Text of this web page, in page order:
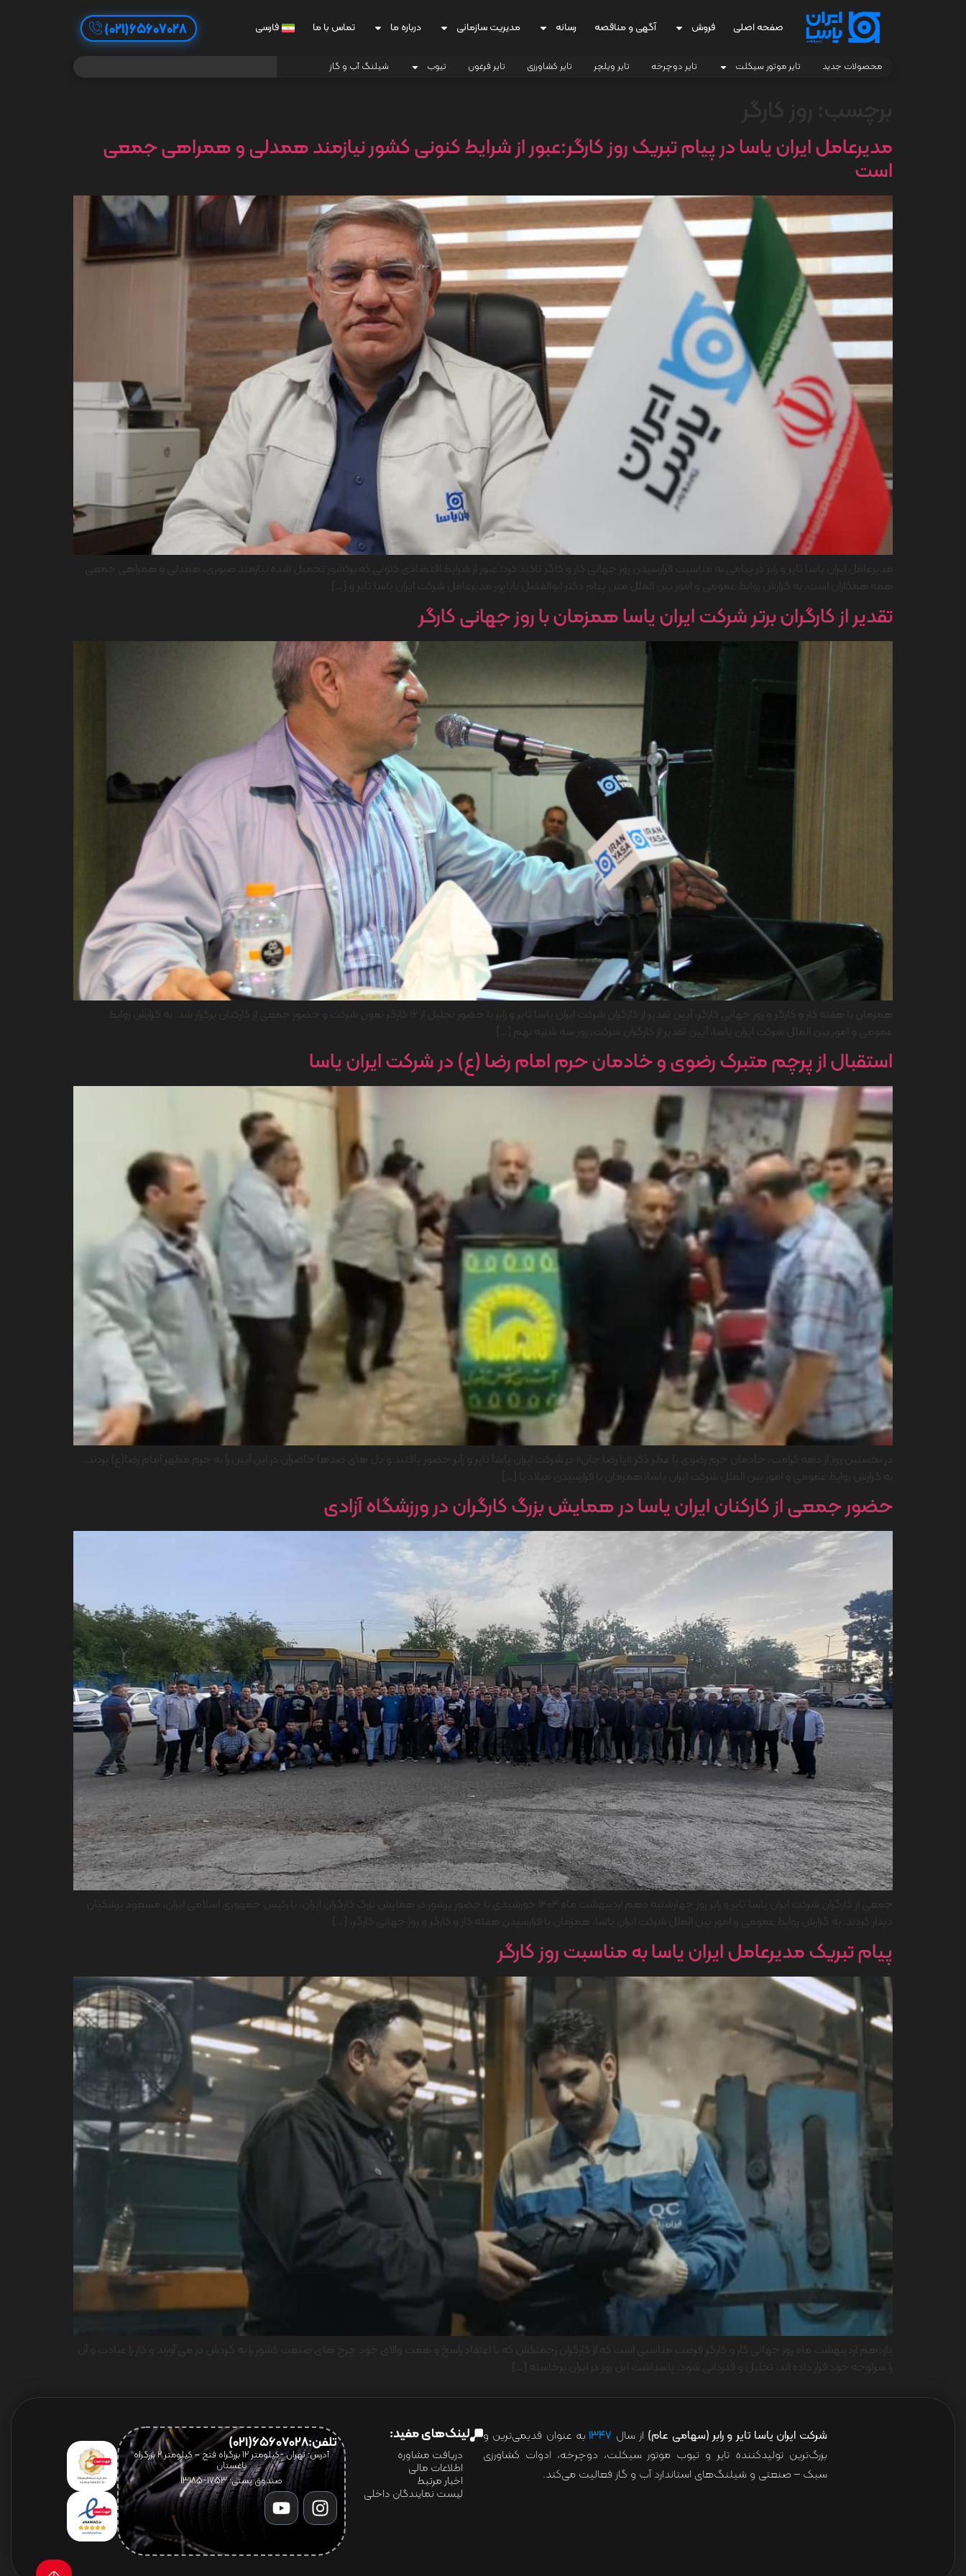
صفحه اصلی فروش آگهی و مناقصه رسانه مدیریت سازمانی درباره ما تماس با ما فارسی 65607028(021)
محصولات جدید تایر موتور سیکلت تایر دوچرخه تایر ویلچر تایر کشاورزی تایر فرغون تیوب شیلنگ آب و گاز
مدیرعامل ایران یاسا در پیام تبریک روز کارگر:عبور از شرایط کنونی کشور نیازمند همدلی و همراهی جمعی
است
تقدیر از کارگران برتر شرکت ایران یاسا همزمان با روز جهانی کارگر
استقبال از پرچم متبرک رضوی و خادمان حرم امام رضا (ع) در شرکت ایران یاسا
حضور جمعی از کارکنان ایران یاسا در همایش بزرگ کارگران در ورزشگاه آزادی
پیام تبریک مدیرعامل ایران یاسا به مناسبت روز کارگر
شرکت ایران یاسا تایر و رابر (سهامی عام) از سال ۱۳۴۷ به عنوان قدیمی‌ترین و
بزرگ‌ترین تولیدکننده تایر و تیوب موتور سیکلت، دوچرخه، ادوات کشاورزی
سبک – صنعتی و شیلنگ‌های استاندارد آب و گاز فعالیت می‌کند.
لینک‌های مفید:
دریافت مشاوره
اطلاعات مالی
اخبار مرتبط
لیست نمایندگان داخلی
تلفن:65607028(021)
آدرس: تهران -کیلومتر 12 بزرگراه فتح – کیلومتر ۲ بزرگراه
باغستان
صندوق پستی: 1753-13185